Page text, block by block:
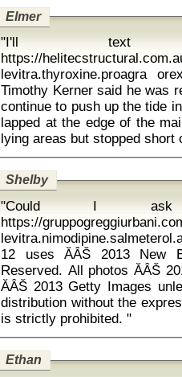
Elmer
"I'll text
https://
levitra.thyroxine.proagra orexis capsules
Timothy Kerner said he was
continue to push up the tide
lapped at the edge of the
Shelby
"Could I ask
https://
12 uses ĂÂŠ 2013 New England Sports Network. All Rights
Reserved. All photos ĂÂŠ
ĂÂŠ 2013 Getty Images
distribution without the
is strictly prohibited. "
Ethan